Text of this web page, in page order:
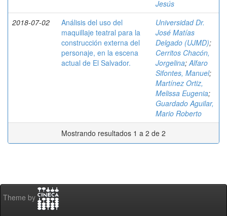
Jesús
2018-07-02
Análisis del uso del
maquillaje teatral para la
construcción externa del
personaje, en la escena
actual de El Salvador.
Universidad Dr.
José Matías
Delgado (UJMD);
Cerritos Chacón,
Jorgelina;Alfaro
Sifontes, Manuel;
Martínez Ortiz,
Melissa Eugenia;
Guardado Aguilar,
Mario Roberto
Mostrando resultados 1 a 2 de 2
Theme by